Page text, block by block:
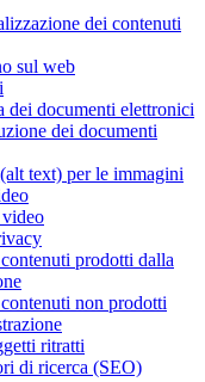
dei contenuti
sul web
dei documenti elettronici
dei documenti
text) per le immagini
prodotti dalla
non prodotti
ritratti
di ricerca (SEO)